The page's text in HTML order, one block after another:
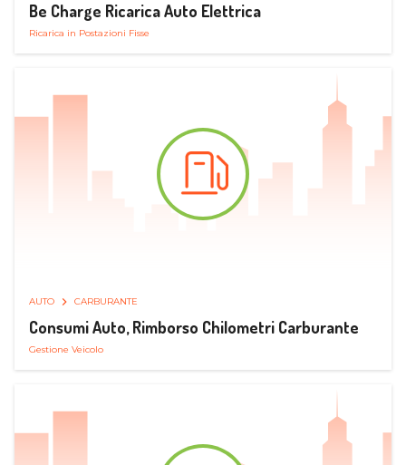
Be Charge Ricarica Auto Elettrica
Ricarica in Postazioni Fisse
AUTO CARBURANTE
Consumi Auto, Rimborso Chilometri Carburante
Gestione Veicolo